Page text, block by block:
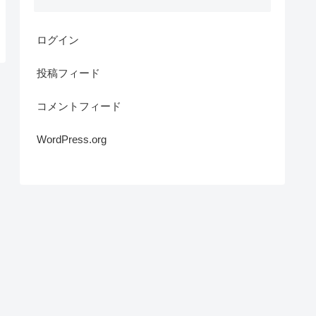
ログイン
投稿フィード
コメントフィード
WordPress.org